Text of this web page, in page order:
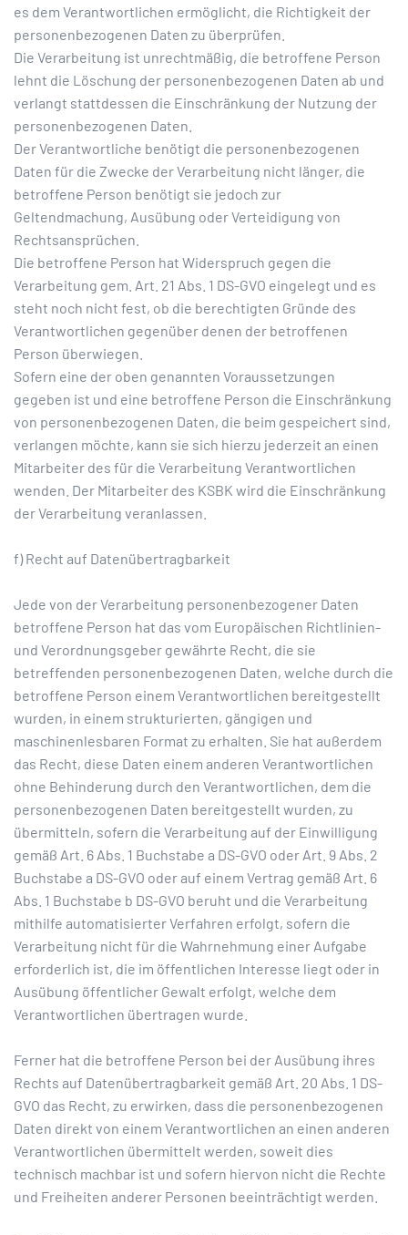
es dem Verantwortlichen ermöglicht, die Richtigkeit der
personenbezogenen Daten zu überprüfen.
Die Verarbeitung ist unrechtmäßig, die betroffene Person
lehnt die Löschung der personenbezogenen Daten ab und
verlangt stattdessen die Einschränkung der Nutzung der
personenbezogenen Daten.
Der Verantwortliche benötigt die personenbezogenen
Daten für die Zwecke der Verarbeitung nicht länger, die
betroffene Person benötigt sie jedoch zur
Geltendmachung, Ausübung oder Verteidigung von
Rechtsansprüchen.
Die betroffene Person hat Widerspruch gegen die
Verarbeitung gem. Art. 21 Abs. 1 DS-GVO eingelegt und es
steht noch nicht fest, ob die berechtigten Gründe des
Verantwortlichen gegenüber denen der betroffenen
Person überwiegen.
Sofern eine der oben genannten Voraussetzungen
gegeben ist und eine betroffene Person die Einschränkung
von personenbezogenen Daten, die beim gespeichert sind,
verlangen möchte, kann sie sich hierzu jederzeit an einen
Mitarbeiter des für die Verarbeitung Verantwortlichen
wenden. Der Mitarbeiter des KSBK wird die Einschränkung
der Verarbeitung veranlassen.
f) Recht auf Datenübertragbarkeit
Jede von der Verarbeitung personenbezogener Daten
betroffene Person hat das vom Europäischen Richtlinien-
und Verordnungsgeber gewährte Recht, die sie
betreffenden personenbezogenen Daten, welche durch die
betroffene Person einem Verantwortlichen bereitgestellt
wurden, in einem strukturierten, gängigen und
maschinenlesbaren Format zu erhalten. Sie hat außerdem
das Recht, diese Daten einem anderen Verantwortlichen
ohne Behinderung durch den Verantwortlichen, dem die
personenbezogenen Daten bereitgestellt wurden, zu
übermitteln, sofern die Verarbeitung auf der Einwilligung
gemäß Art. 6 Abs. 1 Buchstabe a DS-GVO oder Art. 9 Abs. 2
Buchstabe a DS-GVO oder auf einem Vertrag gemäß Art. 6
Abs. 1 Buchstabe b DS-GVO beruht und die Verarbeitung
mithilfe automatisierter Verfahren erfolgt, sofern die
Verarbeitung nicht für die Wahrnehmung einer Aufgabe
erforderlich ist, die im öffentlichen Interesse liegt oder in
Ausübung öffentlicher Gewalt erfolgt, welche dem
Verantwortlichen übertragen wurde.
Ferner hat die betroffene Person bei der Ausübung ihres
Rechts auf Datenübertragbarkeit gemäß Art. 20 Abs. 1 DS-
GVO das Recht, zu erwirken, dass die personenbezogenen
Daten direkt von einem Verantwortlichen an einen anderen
Verantwortlichen übermittelt werden, soweit dies
technisch machbar ist und sofern hiervon nicht die Rechte
und Freiheiten anderer Personen beeinträchtigt werden.